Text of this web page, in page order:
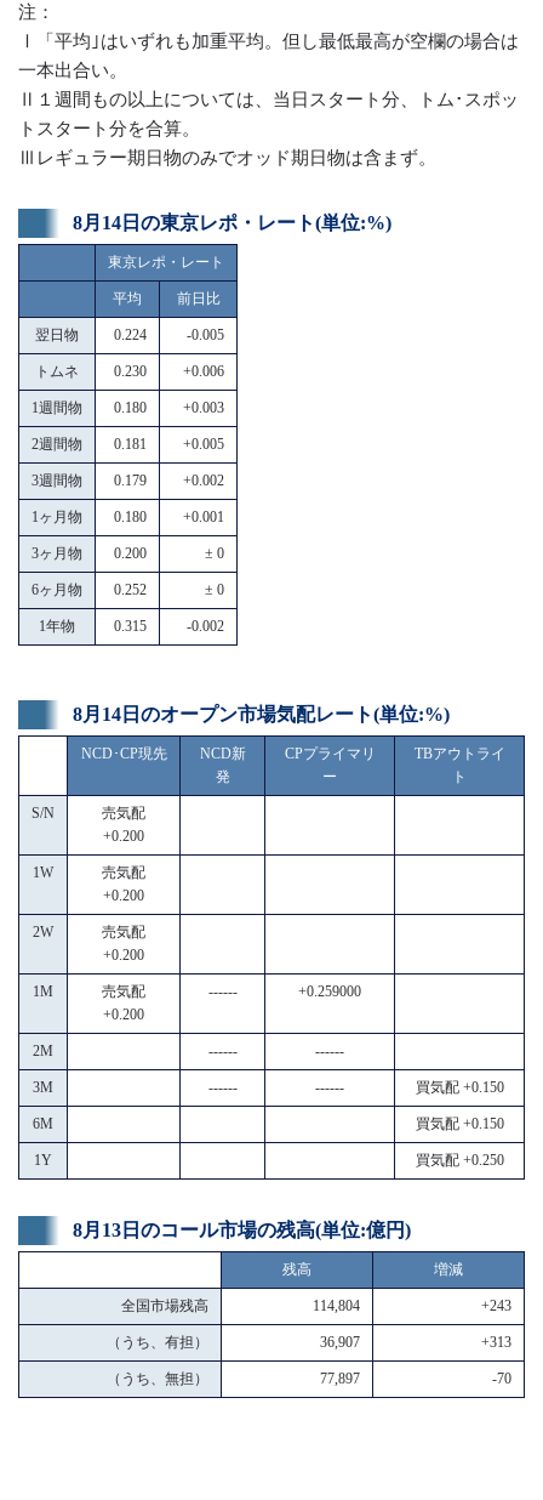
注：
Ⅰ「平均｣はいずれも加重平均。但し最低最高が空欄の場合は
一本出合い。
Ⅱ１週間もの以上については、当日スタート分、トム･スポッ
トスタート分を合算。
Ⅲレギュラー期日物のみでオッド期日物は含まず。
8月14日の東京レポ・レート(単位:%)
東京レポ・レート
平均 前日比
翌日物 0.224 -0.005
トムネ 0.230 +0.006
1週間物 0.180 +0.003
2週間物 0.181 +0.005
3週間物 0.179 +0.002
1ヶ月物 0.180 +0.001
3ヶ月物 0.200 ± 0
6ヶ月物 0.252 ± 0
1年物 0.315 -0.002
8月14日のオープン市場気配レート(単位:%)
NCD･CP現先
NCD新
発
CPプライマリ
ー
TBアウトライ
ト
S/N
売気配
+0.200
1W
売気配
+0.200
2W
売気配
+0.200
1M
売気配
+0.200
------ +0.259000
2M ------ ------
3M ------ ------ 買気配 +0.150
6M 買気配 +0.150
1Y 買気配 +0.250
8月13日のコール市場の残高(単位:億円)
残高 増減
全国市場残高 114,804 +243
（うち、有担） 36,907 +313
（うち、無担） 77,897 -70